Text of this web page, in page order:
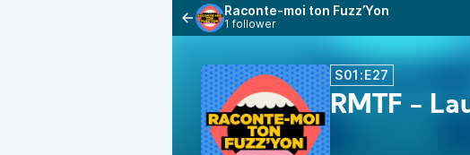
Raconte-moi ton Fuzz’Yon
1 follower
S01:E27
RMTF -